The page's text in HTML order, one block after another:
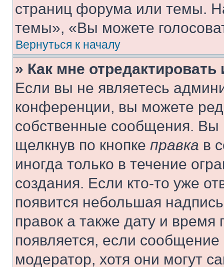
страниц форума или темы.
темы», «Вы можете
Вернуться к началу
» Как мне
Если вы не являетесь
конференции, вы можете
собственные сообщения. Вы
щелкнув по кнопке правка в
иногда только в течение
создания. Если кто-то уже
появится небольшая
правок а также дату и
появляется, если
модератор, хотя они могут